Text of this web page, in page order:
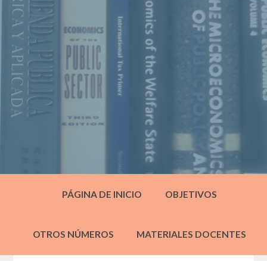
PÁGINA DE INICIO OBJETIVOS
OTROS NÚMEROS MATERIALES DOCENTES